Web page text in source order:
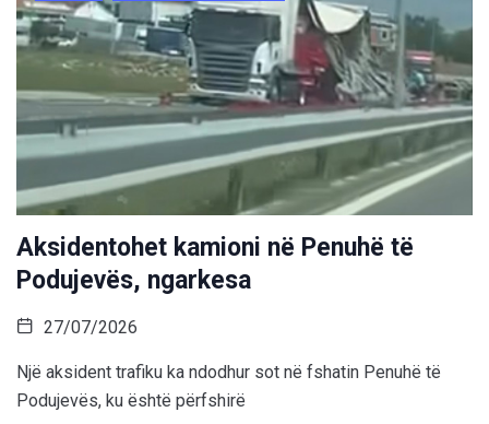
Aksidentohet kamioni në Penuhë të
Podujevës, ngarkesa
27/07/2026
Një aksident trafiku ka ndodhur sot në fshatin Penuhë të
Podujevës, ku është përfshirë